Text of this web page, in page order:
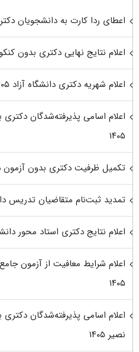
اعطای ردا کارت به دانشجویان دکتری
اعلام نتایج نهایی دکتری بدون کنکور
اعلام شهریه دکتری دانشگاه آزاد ۱۴۰۵
اعلام اسامی پذیرفته‌شدگان
۱۴۰۵
تکمیل ظرفیت دکتری بدون آزمون
تمدید ثبت‌نام متقاضیان تدریس
اعلام نتایج دکتری استاد محور
اعلام شرایط معافیت از آزمون
۱۴۰۵
اعلام اسامی پذیرفته‌شدگان
نصیر ۱۴۰۵